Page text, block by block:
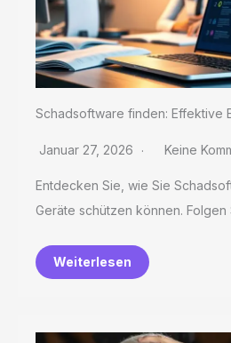
Schadsoftware finden: Effektive
Januar 27, 2026 Keine
Entdecken Sie, wie Sie
Geräte schützen können. Folgen
Weiterlesen